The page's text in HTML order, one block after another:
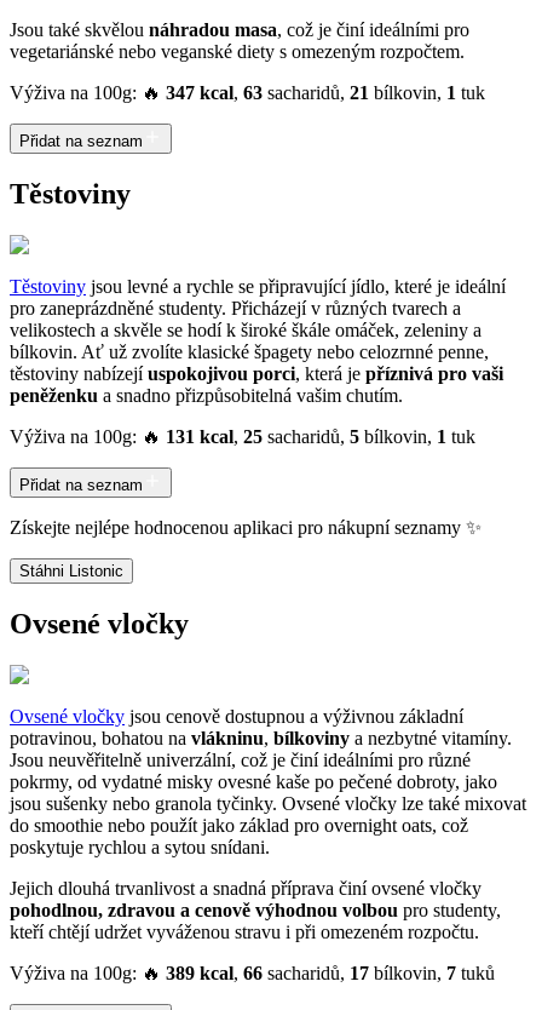
Jsou také skvělou náhradou masa, což je činí ideálními pro
vegetariánské nebo veganské diety s omezeným rozpočtem.
Výživa na 100g: 🔥 347 kcal, 63 sacharidů, 21 bílkovin, 1 tuk
Přidat na seznam
Těstoviny
Těstoviny jsou levné a rychle se připravující jídlo, které je ideální
pro zaneprázdněné studenty. Přicházejí v různých tvarech a
velikostech a skvěle se hodí k široké škále omáček, zeleniny a
bílkovin. Ať už zvolíte klasické špagety nebo celozrnné penne,
těstoviny nabízejíuspokojivou porci, která je příznivá pro vaši
peněženku a snadno přizpůsobitelná vašim chutím.
Výživa na 100g: 🔥 131 kcal, 25 sacharidů, 5 bílkovin, 1 tuk
Přidat na seznam
Získejte nejlépe hodnocenou aplikaci pro nákupní seznamy ✨
Stáhni Listonic
Ovsené vločky
Ovsené vločky jsou cenově dostupnou a výživnou základní
potravinou, bohatou na vlákninu, bílkoviny a nezbytné vitamíny.
Jsou neuvěřitelně univerzální, což je činí ideálními pro různé
pokrmy, od vydatné misky ovesné kaše po pečené dobroty, jako
jsou sušenky nebo granola tyčinky. Ovsené vločky lze také mixovat
do smoothie nebo použít jako základ pro overnight oats, což
poskytuje rychlou a sytou snídani.
Jejich dlouhá trvanlivost a snadná příprava činí ovsené vločky
pohodlnou, zdravou a cenově výhodnou volbou pro studenty,
kteří chtějí udržet vyváženou stravu i při omezeném rozpočtu.
Výživa na 100g: 🔥 389 kcal, 66 sacharidů, 17 bílkovin, 7 tuků